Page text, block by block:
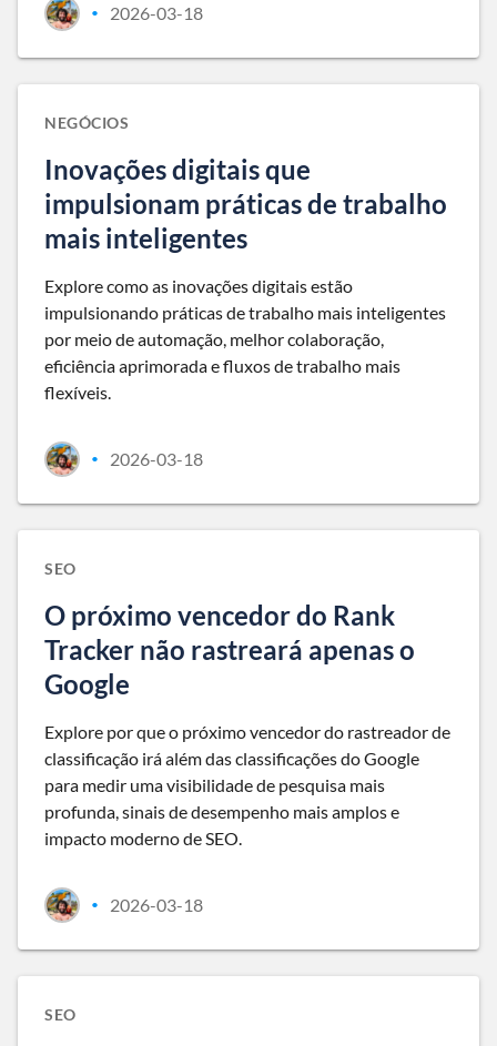
• 2026-03-18
NEGÓCIOS
Inovações digitais que
impulsionam práticas de trabalho
mais inteligentes
Explore como as inovações digitais estão
impulsionando práticas de trabalho mais inteligentes
por meio de automação, melhor colaboração,
eficiência aprimorada e fluxos de trabalho mais
flexíveis.
• 2026-03-18
SEO
O próximo vencedor do Rank
Tracker não rastreará apenas o
Google
Explore por que o próximo vencedor do rastreador de
classificação irá além das classificações do Google
para medir uma visibilidade de pesquisa mais
profunda, sinais de desempenho mais amplos e
impacto moderno de SEO.
• 2026-03-18
SEO